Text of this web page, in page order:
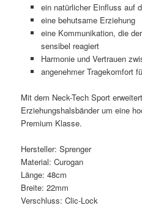
ein natürlicher Einfluss auf
eine behutsame Erziehung
eine Kommunikation, die
sensibel reagiert
Harmonie und Vertrauen
angenehmer Tragekomfort
Mit dem Neck-Tech Sport
Erziehungshalsbänder um eine
Premium Klasse.
Hersteller: Sprenger
Material: Curogan
Länge: 48cm
Breite: 22mm
Verschluss: Clic-Lock